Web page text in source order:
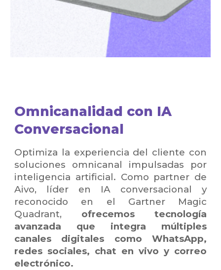
Omnicanalidad con IA
Conversacional
Optimiza la experiencia del cliente con
soluciones omnicanal impulsadas por
inteligencia artificial. Como partner de
Aivo, líder en IA conversacional y
reconocido en el Gartner Magic
Quadrant, ofrecemos tecnología
avanzada que integra múltiples
canales digitales como WhatsApp,
redes sociales, chat en vivo y correo
electrónico.